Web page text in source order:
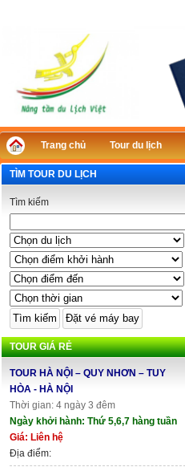
Trang chủ Tour du lịch
TÌM TOUR DU LỊCH
Tìm kiếm
TOUR GIÁ RẺ
TOUR HÀ NỘI – QUY NHƠN – TUY
HÒA - HÀ NỘI
Thời gian: 4 ngày 3 đêm
Ngày khởi hành: Thứ 5,6,7 hàng tuần
Giá: Liên hệ
Địa điểm: